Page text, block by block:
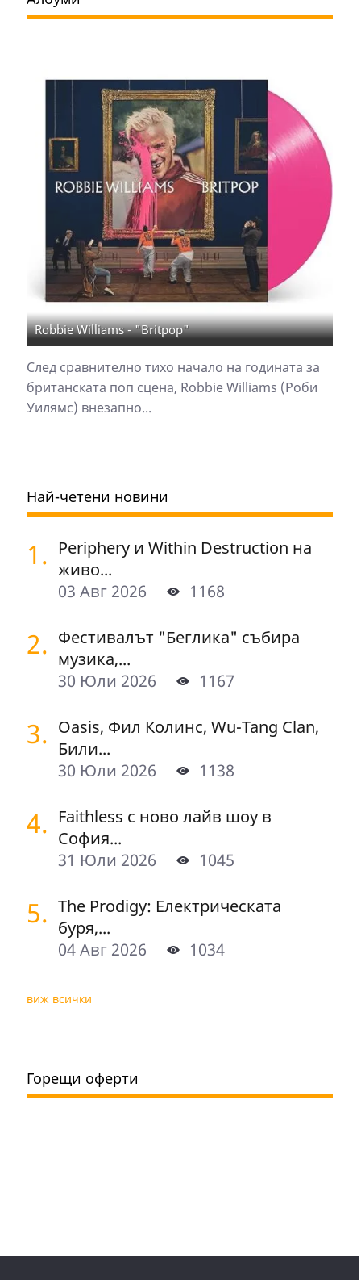
Robbie Williams - "Britpop"
След сравнително тихо начало на годината за
британската поп сцена, Robbie Williams (Роби
Уилямс) внезапно...
Най-четени новини
1. Periphery и Within Destruction на
живо...
03 Авг 2026
1168
2. Фестивалът "Беглика" събира
музика,...
30 Юли 2026
1167
3. Oasis, Фил Колинс, Wu-Tang Clan,
Били...
30 Юли 2026
1138
4. Faithless с ново лайв шоу в
София...
31 Юли 2026
1045
5. The Prodigy: Електрическата
буря,...
04 Авг 2026
1034
виж всички
Горещи оферти